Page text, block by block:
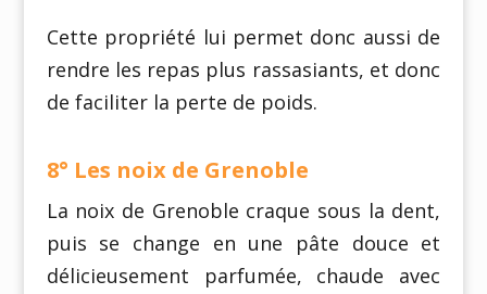
Cette propriété lui permet donc aussi de
rendre les repas plus rassasiants, et donc
de faciliter la perte de poids.
8° Les noix de Grenoble
La noix de Grenoble craque sous la dent,
puis se change en une pâte douce et
délicieusement parfumée, chaude avec